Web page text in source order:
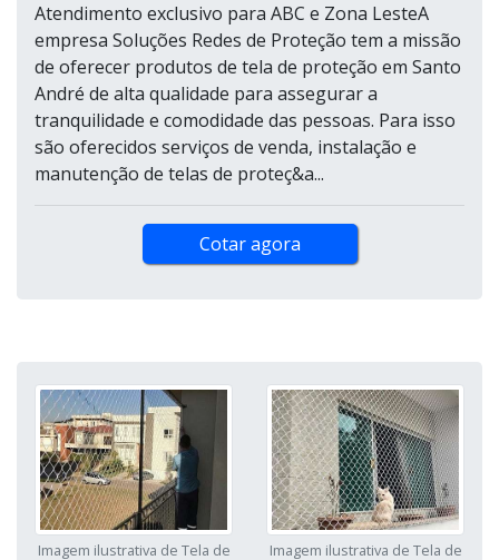
Atendimento exclusivo para ABC e Zona LesteA
empresa Soluções Redes de Proteção tem a missão
de oferecer produtos de tela de proteção em Santo
André de alta qualidade para assegurar a
tranquilidade e comodidade das pessoas. Para isso
são oferecidos serviços de venda, instalação e
manutenção de telas de proteç&a...
Cotar agora
Imagem ilustrativa de Tela de
Imagem ilustrativa de Tela de